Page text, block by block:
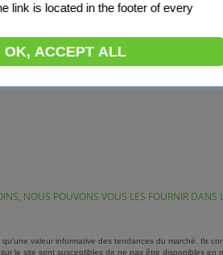
****
Installation
recharge
NOUS POUVONS VOUS LES FOURNIR DANS
valeur informative des tendances du marché. Ils
le site sont susceptibles de ne pas être disponibles en
link is located in the footer of every
OK, ACCEPT ALL